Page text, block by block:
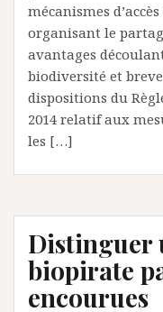
mécanismes
organisant le
avantages
biodiversité et
dispositions du
2014 relatif aux
les […]
Distinguer
biopirate
encourues